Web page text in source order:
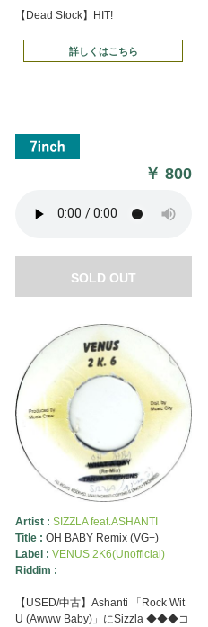
【Dead Stock】HIT!
詳しくはこちら
￥800
SOLD OUT
Artist : SIZZLA feat.ASHANTI
Title : OH BABY Remix (VG+)
Label : VENUS 2K6(Unofficial)
Riddim :
【USED/中古】Ashanti 「Rock Wit
U (Awww Baby)」にSizzla ◆◆◆コ